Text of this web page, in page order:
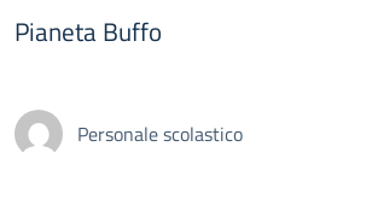
Pianeta Buffo
Personale scolastico